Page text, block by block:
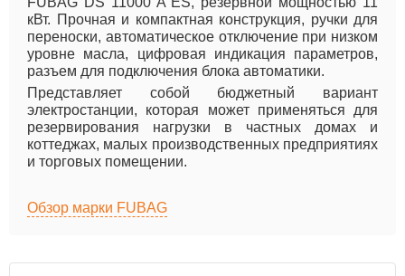
кВт. Прочная и компактная конструкция, ручки для
переноски, автоматическое отключение при низком
уровне масла, цифровая индикация параметров,
разъем для подключения блока автоматики.
Представляет собой бюджетный вариант
электростанции, которая может применяться для
резервирования нагрузки в частных домах и
коттеджах, малых производственных предприятиях
и торговых помещении.
Обзор марки FUBAG